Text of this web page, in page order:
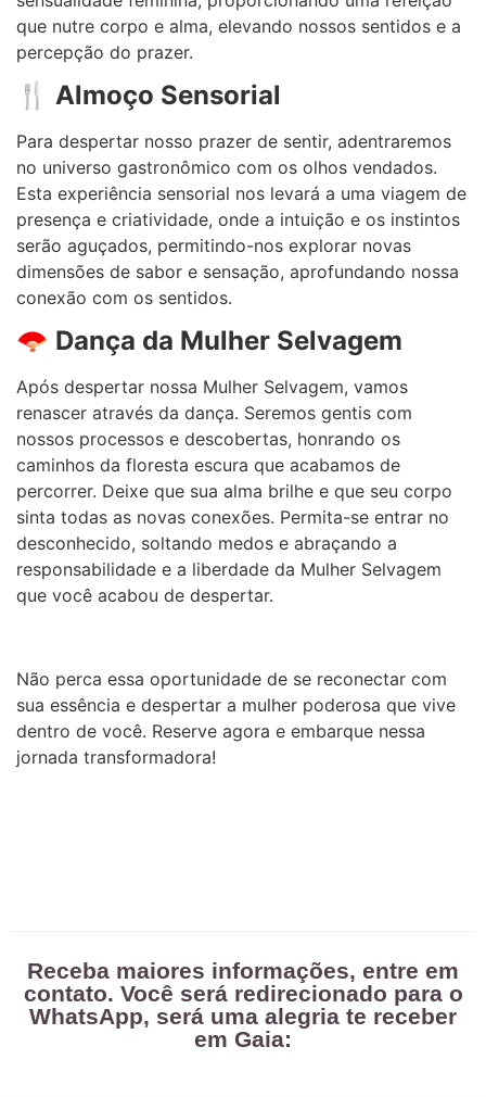
que nutre corpo e alma, elevando nossos sentidos e a
percepção do prazer.
🍴 Almoço Sensorial
Para despertar nosso prazer de sentir, adentraremos
no universo gastronômico com os olhos vendados.
Esta experiência sensorial nos levará a uma viagem de
presença e criatividade, onde a intuição e os instintos
serão aguçados, permitindo-nos explorar novas
dimensões de sabor e sensação, aprofundando nossa
conexão com os sentidos.
🪭 Dança da Mulher Selvagem
Após despertar nossa Mulher Selvagem, vamos
renascer através da dança. Seremos gentis com
nossos processos e descobertas, honrando os
caminhos da floresta escura que acabamos de
percorrer. Deixe que sua alma brilhe e que seu corpo
sinta todas as novas conexões. Permita-se entrar no
desconhecido, soltando medos e abraçando a
responsabilidade e a liberdade da Mulher Selvagem
que você acabou de despertar.
Não perca essa oportunidade de se reconectar com
sua essência e despertar a mulher poderosa que vive
dentro de você. Reserve agora e embarque nessa
jornada transformadora!
Receba maiores informações, entre em
contato. Você será redirecionado para o
WhatsApp, será uma alegria te receber
em Gaia: